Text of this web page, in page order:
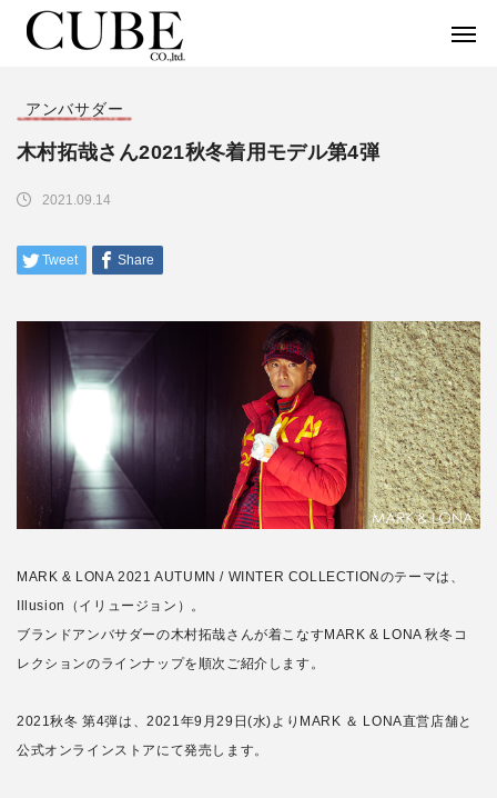
アンバサダー
木村拓哉さん2021秋冬着用モデル第4弾
2021.09.14
MARK & LONA 2021 AUTUMN / WINTER COLLECTIONのテーマは、
Illusion（イリュージョン）。
ブランドアンバサダーの木村拓哉さんが着こなすMARK & LONA 秋冬コ
レクションのラインナップを順次ご紹介します。
2021秋冬 第4弾は、2021年9月29日(水)よりMARK ＆ LONA直営店舗と
公式オンラインストアにて発売します。